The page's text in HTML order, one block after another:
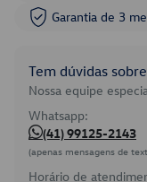
Garantia de 3
Tem dúvidas
Nossa equipe
Whatsapp:
(41) 99125-2143
(apenas mensagens de
Horário de